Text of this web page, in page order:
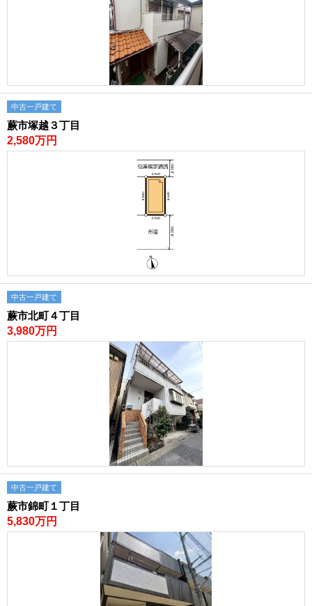
中古一戸建て
蕨市塚越３丁目
2,580万円
中古一戸建て
蕨市北町４丁目
3,980万円
中古一戸建て
蕨市錦町１丁目
5,830万円